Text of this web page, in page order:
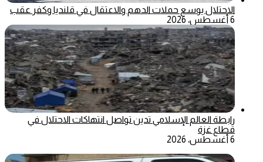
الاحتلال يوسع حملات الدهم والاعتقال في قلنديا وكفر عقب
6 أغسطس، 2026
رابطة العالم الإسلامي تدين تواصل انتهاكات الاحتلال في
قطاع غزة
6 أغسطس، 2026